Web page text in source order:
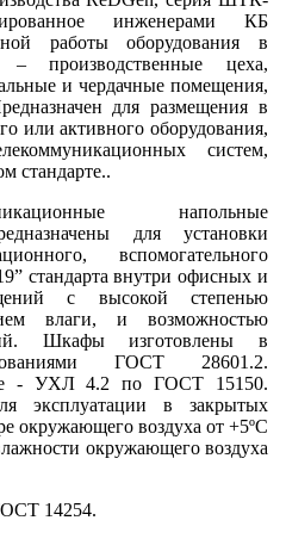
инженерами КБ
работы оборудования в
– производственные цеха,
и чердачные помещения,
для размещения в
или активного оборудования,
систем,
стандарте..
напольные
для установки
вспомогательного
стандарта внутри офисных и
c высокой степенью
влаги, и возможностью
Шкафы изготовлены в
ГОСТ 28601.2.
- УХЛ 4.2 по ГОСТ 15150.
эксплуатации в закрытых
окружающего воздуха от +5ºС
окружающего воздуха
14254.